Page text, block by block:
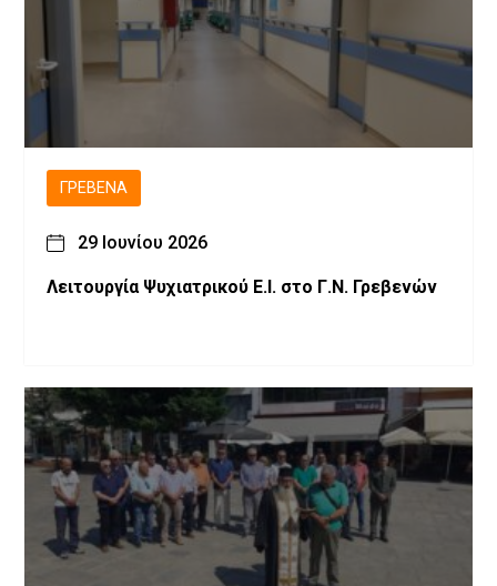
ΓΡΕΒΕΝΆ
29 Ιουνίου 2026
Λειτουργία Ψυχιατρικού Ε.Ι. στο Γ.Ν. Γρεβενών